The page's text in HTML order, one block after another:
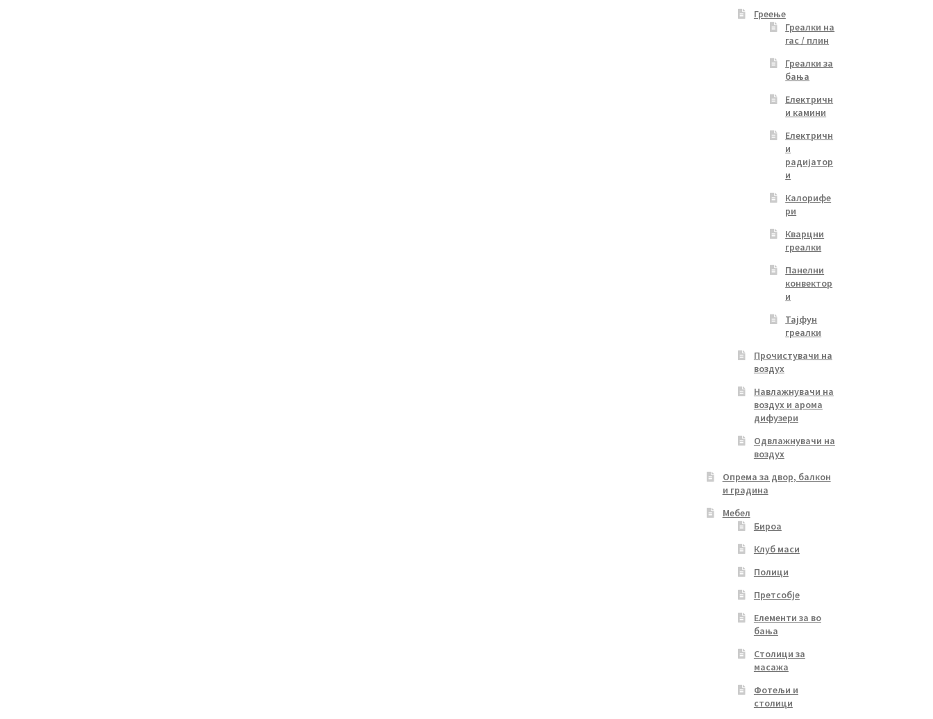
Греење
Греалки на
гас / плин
Греалки за
бања
Електричн
и камини
Електричн
и
радијатор
и
Калорифе
ри
Кварцни
греалки
Панелни
конвектор
и
Тајфун
греалки
Прочистувачи на
воздух
Навлажнувачи на
воздух и арома
дифузери
Одвлажнувачи на
воздух
Опрема за двор, балкон
и градина
Мебел
Бироа
Клуб маси
Полици
Претсобје
Елементи за во
бања
Столици за
масажа
Фотељи и
столици